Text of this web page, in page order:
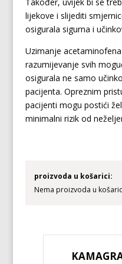
lijekove i slijediti
osigurala sigurna i
Uzimanje
razumijevanje svih
osigurala ne samo
pacijenta. Opreznim
pacijenti mogu postići
minimalni rizik od
proizvoda u košarici:
Nema proizvoda u